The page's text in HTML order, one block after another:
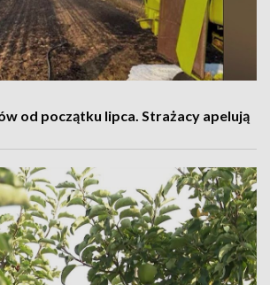
od początku lipca. Strażacy apelują